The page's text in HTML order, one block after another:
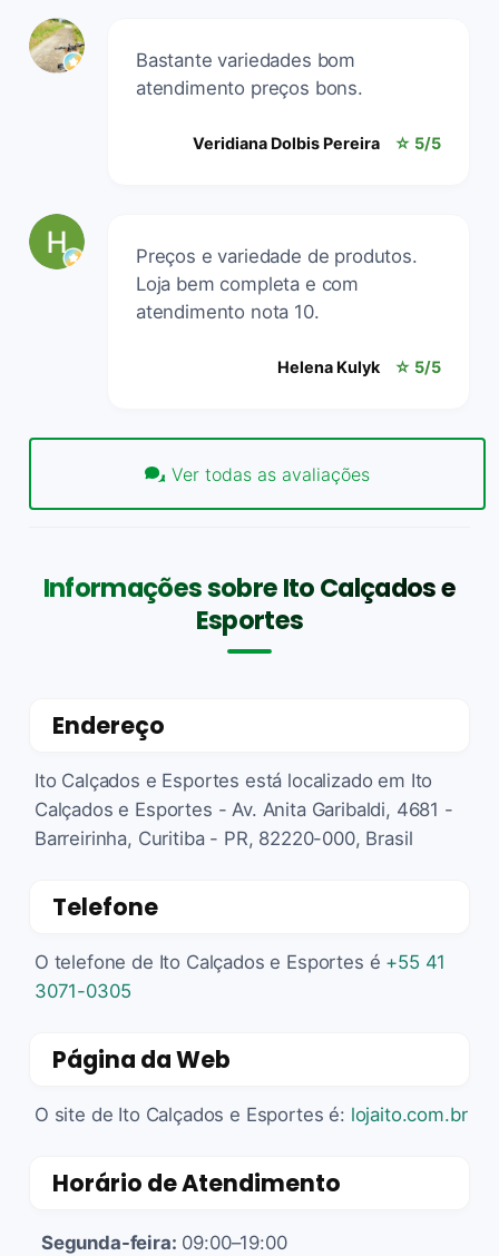
Bastante variedades bom
atendimento preços bons.
Veridiana Dolbis Pereira ☆ 5/5
Preços e variedade de produtos.
Loja bem completa e com
atendimento nota 10.
Helena Kulyk ☆ 5/5
Ver todas as avaliações
Informações sobre Ito Calçados e
Esportes
Endereço
Ito Calçados e Esportes está localizado em Ito
Calçados e Esportes - Av. Anita Garibaldi, 4681 -
Barreirinha, Curitiba - PR, 82220-000, Brasil
Telefone
O telefone de Ito Calçados e Esportes é +55 41
3071-0305
Página da Web
O site de Ito Calçados e Esportes é: lojaito.com.br
Horário de Atendimento
Segunda-feira: 09:00–19:00